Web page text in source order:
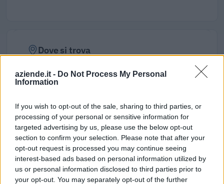
aziende.it - Do Not Process My Personal
Information
If you wish to opt-out of the sale, sharing to third parties, or
processing of your personal or sensitive information for
targeted advertising by us, please use the below opt-out
section to confirm your selection. Please note that after your
opt-out request is processed you may continue seeing
interest-based ads based on personal information utilized by
us or personal information disclosed to third parties prior to
your opt-out. You may separately opt-out of the further
Dove si trova
Indirizzo:Via Gramsci 58/60, 15076
Provincia: Alessandria
Regione: Piemonte